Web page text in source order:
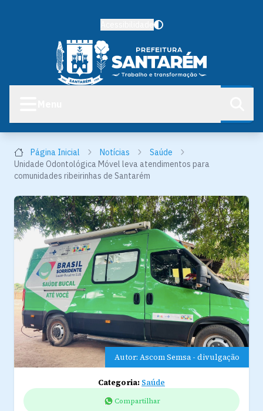
Página Inicial Notícias
Saúde
Unidade Odontológica Móvel leva atendimentos para
comunidades ribeirinhas de Santarém
Autor: Ascom Semsa - divulgação
Categoria: Saúde
Compartilhar